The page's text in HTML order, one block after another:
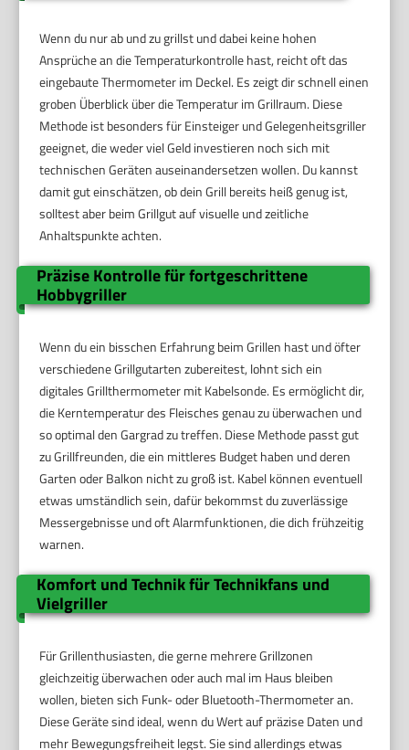
Wenn du nur ab und zu grillst und dabei keine hohen
Ansprüche an die Temperaturkontrolle hast, reicht oft das
eingebaute Thermometer im Deckel. Es zeigt dir schnell einen
groben Überblick über die Temperatur im Grillraum. Diese
Methode ist besonders für Einsteiger und Gelegenheitsgriller
geeignet, die weder viel Geld investieren noch sich mit
technischen Geräten auseinandersetzen wollen. Du kannst
damit gut einschätzen, ob dein Grill bereits heiß genug ist,
solltest aber beim Grillgut auf visuelle und zeitliche
Anhaltspunkte achten.
Präzise Kontrolle für fortgeschrittene
Hobbygriller
Wenn du ein bisschen Erfahrung beim Grillen hast und öfter
verschiedene Grillgutarten zubereitest, lohnt sich ein
digitales Grillthermometer mit Kabelsonde. Es ermöglicht dir,
die Kerntemperatur des Fleisches genau zu überwachen und
so optimal den Gargrad zu treffen. Diese Methode passt gut
zu Grillfreunden, die ein mittleres Budget haben und deren
Garten oder Balkon nicht zu groß ist. Kabel können eventuell
etwas umständlich sein, dafür bekommst du zuverlässige
Messergebnisse und oft Alarmfunktionen, die dich frühzeitig
warnen.
Komfort und Technik für Technikfans und
Vielgriller
Für Grillenthusiasten, die gerne mehrere Grillzonen
gleichzeitig überwachen oder auch mal im Haus bleiben
wollen, bieten sich Funk- oder Bluetooth-Thermometer an.
Diese Geräte sind ideal, wenn du Wert auf präzise Daten und
mehr Bewegungsfreiheit legst. Sie sind allerdings etwas